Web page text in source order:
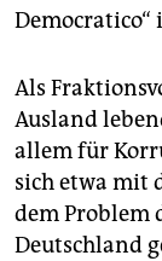
Als
Ausland
allem für
sich etwa mit
dem Problem
Deutschland